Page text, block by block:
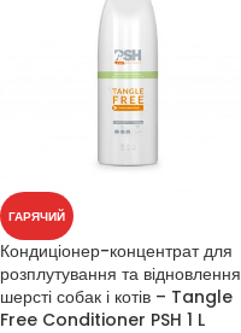
ГАРЯЧИЙ
Кондиціонер-концентрат для
розплутування та відновлення
шерсті собак і котів – Tangle
Free Conditioner PSH 1 L